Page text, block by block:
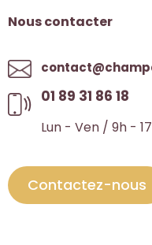
Nous contacter
01 89 31 86 18
Lun - Ven / 9h -
Contactez-nous